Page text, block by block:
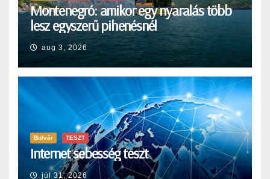
Montenegró: amikor egy nyaralás több
lesz egyszerű pihenésnél
aug 3, 2026
Bulvár TESZT
Internet sebesség teszt
júl 31, 2026